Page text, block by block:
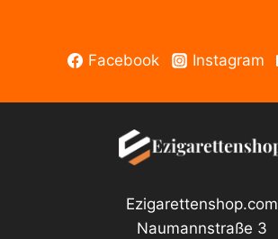
Facebook Instagram
Ezigarettenshop.com
Naumannstraße 3